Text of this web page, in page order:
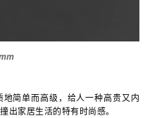
地简单而高级，给人一种高贵又内
出家居生活的特有时尚感。